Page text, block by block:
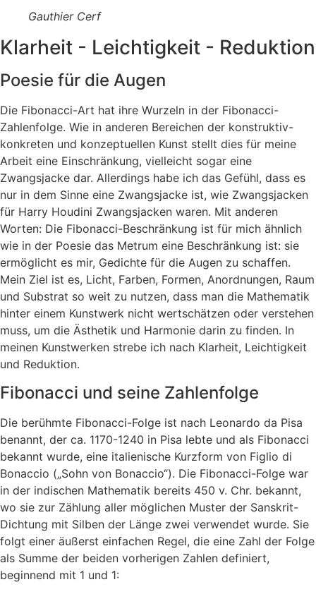
Gauthier Cerf
Klarheit - Leichtigkeit - Reduktion
Poesie für die Augen
Die Fibonacci-Art hat ihre Wurzeln in der Fibonacci-
Zahlenfolge. Wie in anderen Berei­chen der konstruktiv-
konkreten und konzeptuellen Kunst stellt dies für meine
Arbeit eine Ein­schrän­kung, vielleicht sogar eine
Zwangsjacke dar. Allerdings habe ich das Gefühl, dass es
nur in dem Sinne eine Zwangsjacke ist, wie Zwangsjacken
für Harry Houdini Zwangsjacken waren. Mit ande­ren
Worten: Die Fibonacci-Beschränkung ist für mich ähnlich
wie in der Poesie das Metrum eine Beschränkung ist: sie
ermöglicht es mir, Gedichte für die Augen zu schaffen.
Mein Ziel ist es, Licht, Farben, Formen, Anordnungen, Raum
und Substrat so weit zu nutzen, dass man die Mathe­matik
hinter einem Kunstwerk nicht wertschätzen oder verstehen
muss, um die Ästhetik und Harmonie darin zu finden. In
meinen Kunst­werken strebe ich nach Klarheit, Leichtigkeit
und Reduktion.
Fibonacci und seine Zahlenfolge
Die berühmte Fibonacci-Folge ist nach Leonardo da Pisa
benannt, der ca. 1170-1240 in Pisa lebte und als Fibonacci
bekannt wurde, eine italienische Kurzform von Figlio di
Bonaccio („Sohn von Bonaccio“). Die Fibonacci-Folge war
in der indischen Mathematik bereits 450 v. Chr. bekannt,
wo sie zur Zählung aller möglichen Muster der Sanskrit-
Dichtung mit Silben der Länge zwei verwendet wurde. Sie
folgt einer äußerst einfachen Regel, die eine Zahl der Folge
als Summe der beiden vorherigen Zahlen definiert,
beginnend mit 1 und 1: